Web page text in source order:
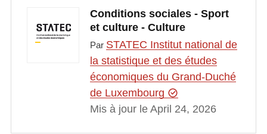
Conditions sociales - Sport
et culture - Culture
Par STATEC Institut national de
la statistique et des études
économiques du Grand-Duché
de Luxembourg
Mis à jour le April 24, 2026